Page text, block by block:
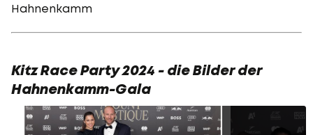
Hahnenkamm
Kitz Race Party 2024 - die Bilder der
Hahnenkamm-Gala